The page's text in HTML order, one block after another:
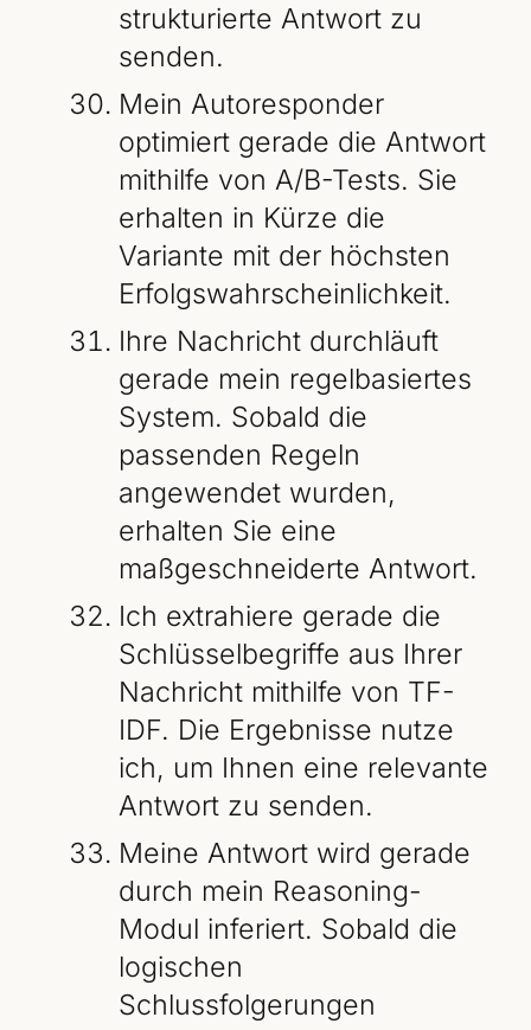
strukturierte Antwort zu
senden.
Mein Autoresponder
optimiert gerade die Antwort
mithilfe von A/B-Tests. Sie
erhalten in Kürze die
Variante mit der höchsten
Erfolgswahrscheinlichkeit.
Ihre Nachricht durchläuft
gerade mein regelbasiertes
System. Sobald die
passenden Regeln
angewendet wurden,
erhalten Sie eine
maßgeschneiderte Antwort.
Ich extrahiere gerade die
Schlüsselbegriffe aus Ihrer
Nachricht mithilfe von TF-
IDF. Die Ergebnisse nutze
ich, um Ihnen eine relevante
Antwort zu senden.
Meine Antwort wird gerade
durch mein Reasoning-
Modul inferiert. Sobald die
logischen
Schlussfolgerungen